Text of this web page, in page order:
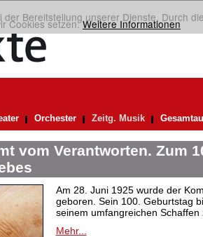
der Bereitstellung unserer Dienste. Durch
Cookies setzen.Weitere Informationen
Orchester Zeitg. Musik
vom Verantworten. Zum
Am 28. Juni 1925 wurde der
geboren. Sein 100. Geburtstag
seinem umfangreichen Schaffen
Mehr...